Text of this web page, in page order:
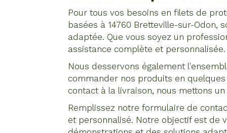
Pour tous vos besoins en filets de
basées à 14760 Bretteville-sur-
adaptée. Que vous soyez un
assistance complète et personnalisée.
Nous desservons également
commander nos produits en
contact à la livraison, nous mettons
Remplissez notre formulaire de
et personnalisé. Notre objectif est de